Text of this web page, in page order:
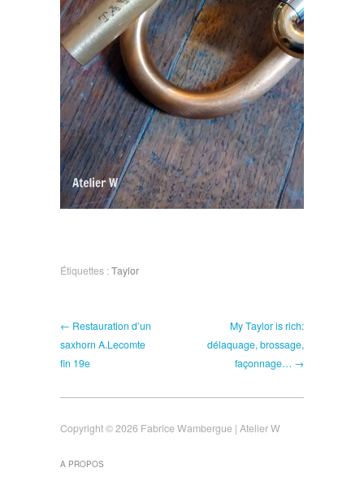
Étiquettes :Taylor
← Restauration d’un
saxhorn A.Lecomte
fin 19e
My Taylor is rich:
délaquage, brossage,
façonnage… →
Copyright © 2026 Fabrice Wambergue | Atelier W
A PROPOS